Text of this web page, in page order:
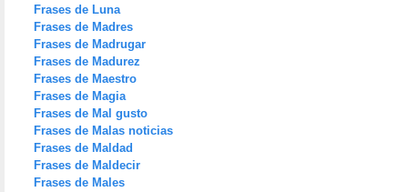
Frases de Luna
Frases de Madres
Frases de Madrugar
Frases de Madurez
Frases de Maestro
Frases de Magia
Frases de Mal gusto
Frases de Malas noticias
Frases de Maldad
Frases de Maldecir
Frases de Males